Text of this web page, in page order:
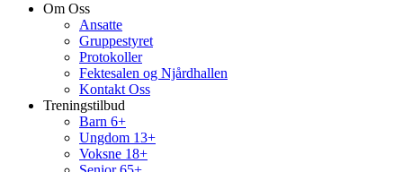
Om Oss
Ansatte
Gruppestyret
Protokoller
Fektesalen og Njårdhallen
Kontakt Oss
Treningstilbud
Barn 6+
Ungdom 13+
Voksne 18+